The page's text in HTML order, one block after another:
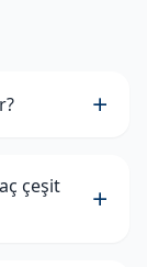
çeşit